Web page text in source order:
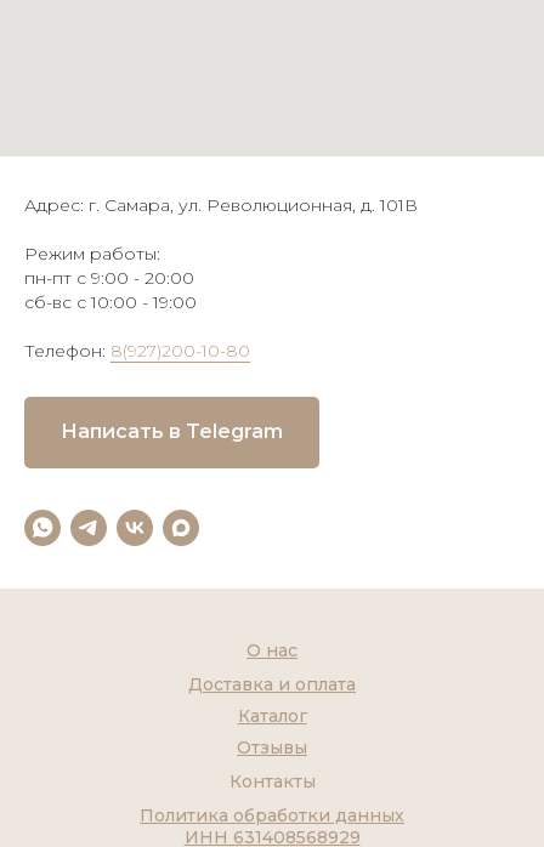
Адрес: г. Самара, ул. Революционная, д. 101В
Режим работы:
пн-пт с 9:00 - 20:00
сб-вс с 10:00 - 19:00
Телефон: 8(927)200-10-80
Написать в Telegram
Контакты
Каталог
О нас
Доставка и оплата
Отзывы
Политика обработки данных
ИНН 631408568929